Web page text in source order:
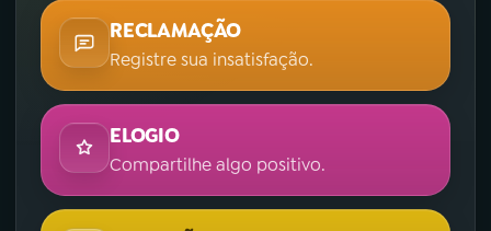
RECLAMAÇÃO
Registre sua insatisfação.
ELOGIO
Compartilhe algo positivo.